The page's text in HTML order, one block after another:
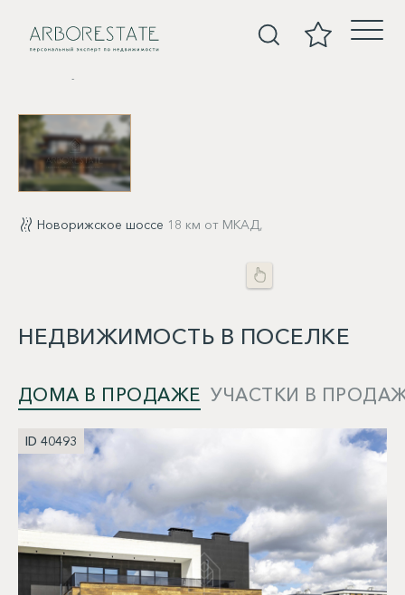
Новорижское шоссе 18 км от МКАД,
НЕДВИЖИМОСТЬ В ПОСЕЛКЕ
ДОМА В ПРОДАЖЕ УЧАСТКИ В
ID 40493